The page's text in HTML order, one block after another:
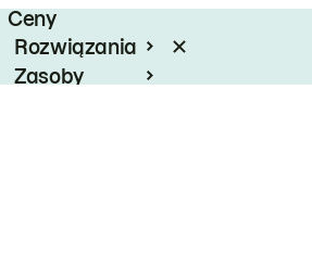
Ceny
Rozwiązania
Zasoby